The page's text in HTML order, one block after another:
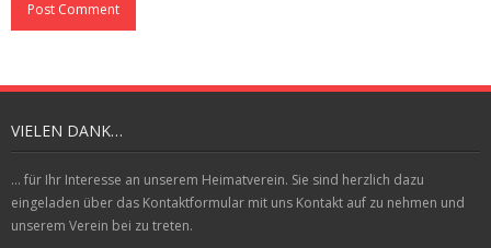
VIELEN DANK…
... für Ihr Interesse an unserem Heimatverein. Sie sind herzlich dazu
eingeladen über das Kontaktformular mit uns Kontakt auf zu nehmen und
unserem Verein bei zu treten.